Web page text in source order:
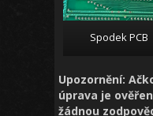
Spodek PCB
Upozornění:
úprava je
žádnou